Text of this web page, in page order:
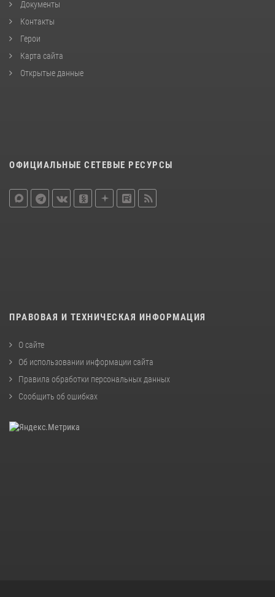
Документы
Контакты
Герои
Карта сайта
Открытые данные
ОФИЦИАЛЬНЫЕ СЕТЕВЫЕ РЕСУРСЫ
ПРАВОВАЯ И ТЕХНИЧЕСКАЯ ИНФОРМАЦИЯ
О сайте
Об использовании информации сайта
Правила обработки персональных данных
Сообщить об ошибках